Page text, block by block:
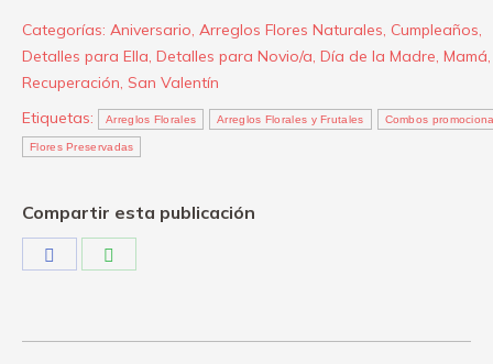
my
Heart”
quantity
Categorías: Aniversario, Arreglos Flores Naturales, Cumpleaños,
Detalles para Ella, Detalles para Novio/a, Día de la Madre, Mamá,
Recuperación, San Valentín
Etiquetas:
Arreglos Florales Arreglos Florales y Frutales Combos
Flores Preservadas
Compartir esta publicación